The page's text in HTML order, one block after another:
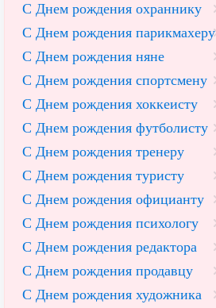
С Днем рождения охраннику
С Днем рождения парикмахеру
С Днем рождения няне
С Днем рождения спортсмену
С Днем рождения хоккеисту
С Днем рождения футболисту
С Днем рождения тренеру
С Днем рождения туристу
С Днем рождения официанту
С Днем рождения психологу
С Днем рождения редактора
С Днем рождения продавцу
С Днем рождения художника